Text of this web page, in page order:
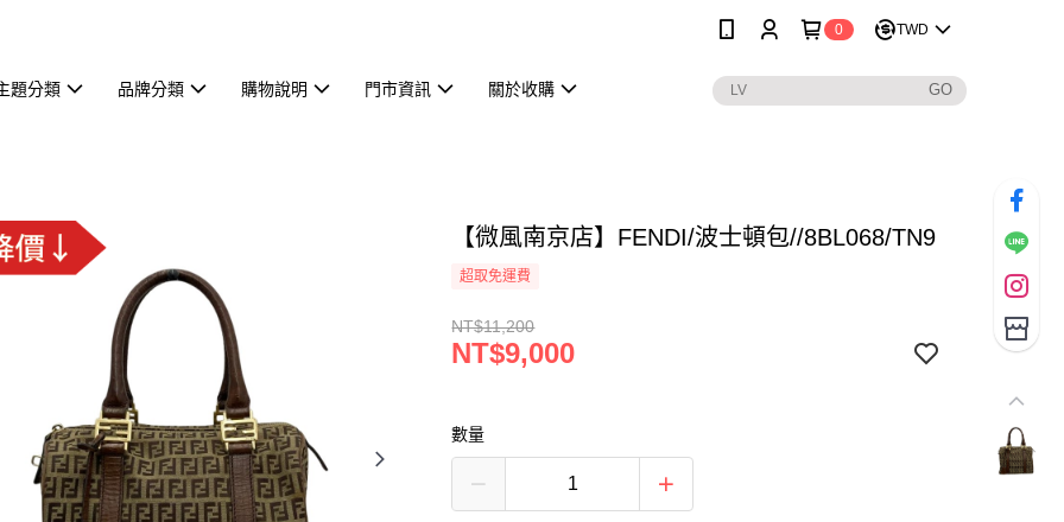
0 TWD
題分類 品牌分類 購物說明 門市資訊 關於收購
【微風南京店】FENDI/波士頓包//8BL068/TN9
超取免運費
NT$11,200
NT$9,000
數量